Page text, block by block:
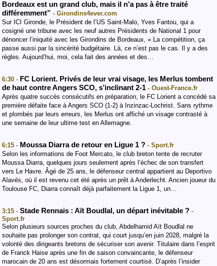
Bordeaux est un grand club, mais il n’a pas à être traité
différemment” - Girondins4ever.com
Sur ICI Gironde, le Président de l’US Saint-Malo, Yves Fantou, qui a
cosigné une tribune avec les neuf autres Présidents de National 1 pour
dénoncer l’iniquité avec les Girondins de Bordeaux, « La compétition, ça
passe aussi par la sincérité budgétaire. Là, ce n’est pas le cas. Il y a des
règles. Aujourd’hui, moi, cela fait des années et des…
6:30 - FC Lorient. Privés de leur vrai visage, les Merlus tombent
de haut contre Angers SCO, s’inclinant 2-1 - Ouest-France.fr
Après quatre succès consécutifs en préparation, le FC Lorient a concédé sa
première défaite face à Angers SCO (1-2) à Inzinzac-Lochrist. Sans rythme
et plombés par leurs erreurs, les Merlus ont affiché un visage contrasté à
une semaine de leur ultime test en Allemagne.
6:15 - Moussa Diarra de retour en Ligue 1 ? - Sport.fr
Selon les informations de Foot Mercato, le club breton tente de recruter
Moussa Diarra, quelques jours seulement après l’échec de son transfert
vers Le Havre. Âgé de 25 ans, le défenseur central appartient au Deportivo
Alavés, où il est revenu cet été après un prêt à Anderlecht. Ancien joueur du
Toulouse FC, Diarra connaît déjà parfaitement la Ligue 1, un…
3:15 - Stade Rennais : Aït Boudlal, un départ inévitable ? -
Sport.fr
Selon plusieurs sources proches du club, Abdelhamid Aït Boudlal ne
souhaite pas prolonger son contrat, qui court jusqu’en juin 2028, malgré la
volonté des dirigeants bretons de sécuriser son avenir. Titulaire dans l’esprit
de Franck Haise après une fin de saison convaincante, le défenseur
marocain de 20 ans est désormais fortement courtisé. D’après l’insider